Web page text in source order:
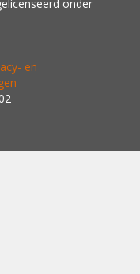
onder
en